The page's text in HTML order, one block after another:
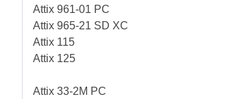
Attix 961-01 PC
Attix 965-21 SD XC
Attix 115
Attix 125
Attix 33-2M PC